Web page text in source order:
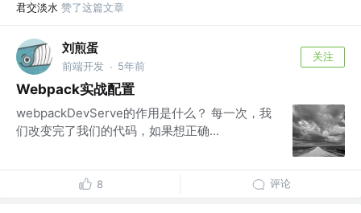
君交淡水 赞了这篇文章
刘煎蛋
前端开发 · 5年前
关注
Webpack实战配置
webpackDevServe的作用是什么？ 每一次，我
们改变完了我们的代码，如果想正确...
8 评论